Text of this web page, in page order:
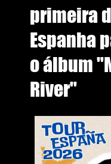
primeira
Espanha
o álbum
River"